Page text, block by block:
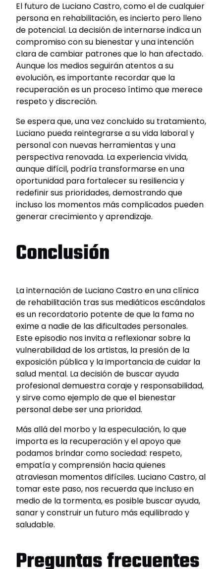
El futuro de Luciano Castro, como el de cualquier
persona en rehabilitación, es incierto pero lleno
de potencial. La decisión de internarse indica un
compromiso con su bienestar y una intención
clara de cambiar patrones que lo han afectado.
Aunque los medios seguirán atentos a su
evolución, es importante recordar que la
recuperación es un proceso íntimo que merece
respeto y discreción.
Se espera que, una vez concluido su tratamiento,
Luciano pueda reintegrarse a su vida laboral y
personal con nuevas herramientas y una
perspectiva renovada. La experiencia vivida,
aunque difícil, podría transformarse en una
oportunidad para fortalecer su resiliencia y
redefinir sus prioridades, demostrando que
incluso los momentos más complicados pueden
generar crecimiento y aprendizaje.
Conclusión
La internación de Luciano Castro en una clínica
de rehabilitación tras sus mediáticos escándalos
es un recordatorio potente de que la fama no
exime a nadie de las dificultades personales.
Este episodio nos invita a reflexionar sobre la
vulnerabilidad de los artistas, la presión de la
exposición pública y la importancia de cuidar la
salud mental. La decisión de buscar ayuda
profesional demuestra coraje y responsabilidad,
y sirve como ejemplo de que el bienestar
personal debe ser una prioridad.
Más allá del morbo y la especulación, lo que
importa es la recuperación y el apoyo que
podamos brindar como sociedad: respeto,
empatía y comprensión hacia quienes
atraviesan momentos difíciles. Luciano Castro, al
tomar este paso, nos recuerda que incluso en
medio de la tormenta, es posible buscar ayuda,
sanar y construir un futuro más equilibrado y
saludable.
Preguntas frecuentes